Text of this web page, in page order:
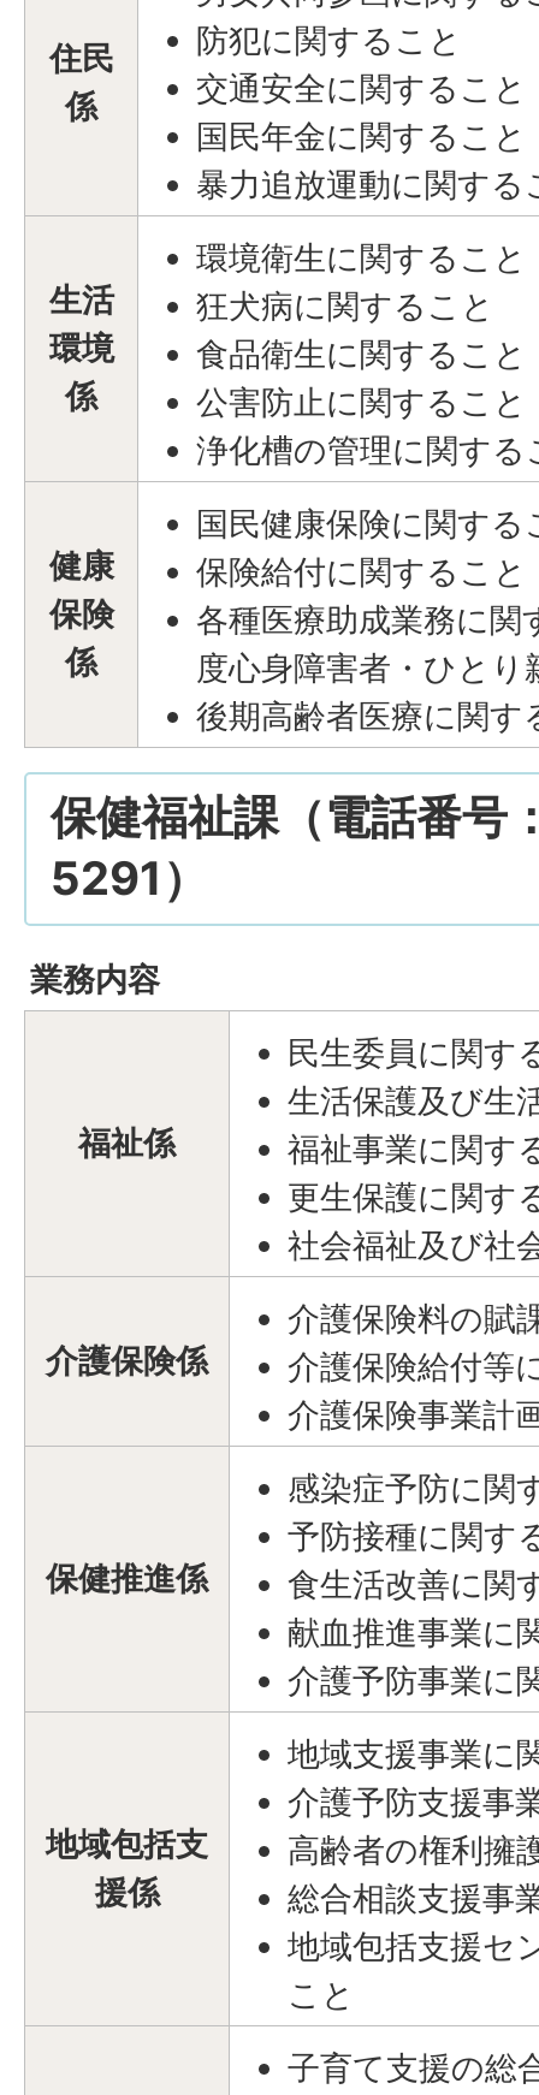
住民
係
防犯に関すること
交通安全に関すること
国民年金に関すること
暴力追放運動に関する
生活
環境
係
環境衛生に関すること
狂犬病に関すること
食品衛生に関すること
公害防止に関すること
浄化槽の管理に関する
健康
保険
係
国民健康保険に関する
保険給付に関すること
各種医療助成業務に
度心身障害者・ひとり
後期高齢者医療に関す
保健福祉課（電話番
5291）
業務内容
福祉係
民生委員に関す
生活保護及び生
福祉事業に関す
更生保護に関す
社会福祉及び社
介護保険係
介護保険料の賦
介護保険給付等
介護保険事業計
保健推進係
感染症予防に関
予防接種に関す
食生活改善に関
献血推進事業に
介護予防事業に
地域包括支
援係
地域支援事業に
介護予防支援事
高齢者の権利擁
総合相談支援事
地域包括支援セ
こと
子育て支援の総